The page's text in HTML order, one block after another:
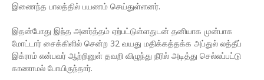
இணைந்த பாலத்தில் பயணம் செய்துள்ளனர்.
இதன்போது இந்த அனர்த்தம் ஏற்பட்டுள்ளதுடன் தனியாக முன்பாக
மோட்டார் சைக்கிளில் சென்ற 32 வயது மதிக்கத்தக்க அப்துல் லத்தீப்
இக்ராம் என்பவர் ஆற்றினுள் தவறி விழுந்து நீரில் அடித்து செல்லப்பட்டு
காணாமல் போயிருந்தார்.